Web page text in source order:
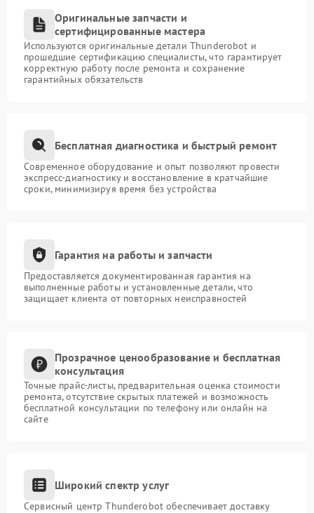
Оригинальные запчасти и
сертифицированные мастера
Используются оригинальные детали Thunderobot и
прошедшие сертификацию специалисты, что гарантирует
корректную работу после ремонта и сохранение
гарантийных обязательств
Бесплатная диагностика и быстрый ремонт
Современное оборудование и опыт позволяют провести
экспресс-диагностику и восстановление в кратчайшие
сроки, минимизируя время без устройства
Гарантия на работы и запчасти
Предоставляется документированная гарантия на
выполненные работы и установленные детали, что
защищает клиента от повторных неисправностей
Прозрачное ценообразование и бесплатная
консультация
Точные прайс-листы, предварительная оценка стоимости
ремонта, отсутствие скрытых платежей и возможность
бесплатной консультации по телефону или онлайн на
сайте
Широкий спектр услуг
Сервисный центр Thunderobot обеспечивает доставку